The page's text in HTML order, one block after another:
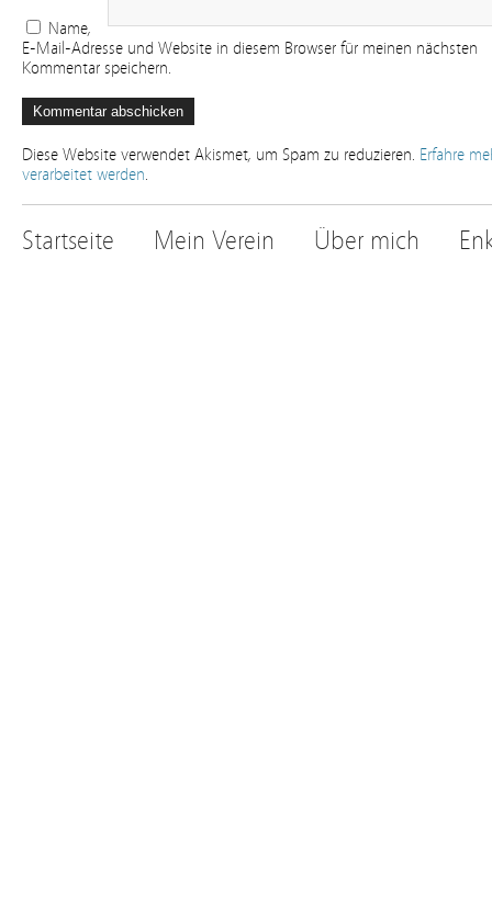
Name,
E-Mail-Adresse und Website in diesem Browser für meinen nächsten
Kommentar speichern.
Diese Website verwendet Akismet, um Spam zu reduzieren. Erfahre
verarbeitet werden.
Startseite Mein Verein Über mich